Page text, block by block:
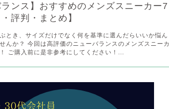
ンス】おすすめのメンズスニーカー7
評判・まとめ】
とき、サイズだけでなく何を基準に選んだらいいか悩ん
んか？ 今回は高評価のニューバランスのメンズスニーカ
ご購入前に是非参考にしてください！...